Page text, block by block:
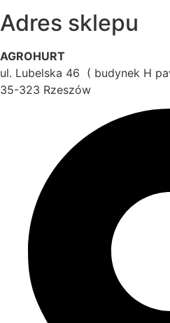
Adres sklepu
AGROHURT
ul. Lubelska 46 ( budynek H
35-323 Rzeszów